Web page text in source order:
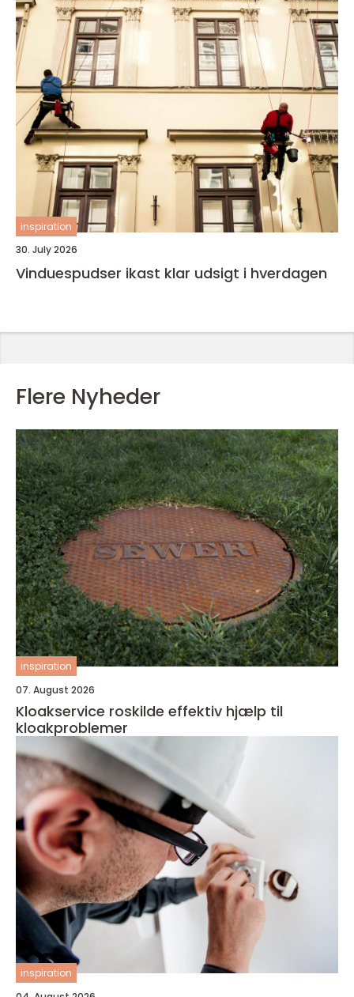
inspiration
30. July 2026
Vinduespudser ikast klar udsigt i hverdagen
Flere Nyheder
inspiration
07. August 2026
Kloakservice roskilde effektiv hjælp til
kloakproblemer
inspiration